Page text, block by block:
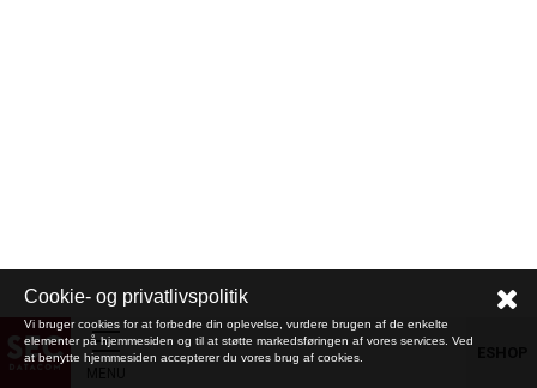
Cookie- og privatlivspolitik
Vi bruger cookies for at forbedre din oplevelse, vurdere brugen af de enkelte
elementer på hjemmesiden og til at støtte markedsføringen af vores services. Ved
at benytte hjemmesiden accepterer du vores brug af cookies.